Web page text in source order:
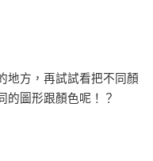
地方，再試試看把不同顏
的圖形跟顏色呢！？